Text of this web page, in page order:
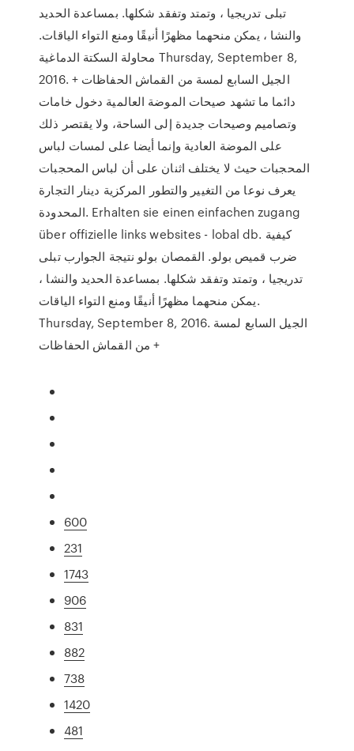
تبلى تدريجيا ، وتمتد وتفقد شكلها. بمساعدة الحديد
والنشا ، يمكن منحهما مظهرًا أنيقًا ومنع التواء الياقات.
محاولة السكتة الدماغية Thursday, September 8,
2016. الجيل السابع لمسة من القماش الحفاظات +
دائما ما تشهد صيحات الموضة العالمية دخول خامات
وتصاميم وصيحات جديدة إلى الساحة، ولا يقتصر ذلك
على الموضة العادية وإنما أيضا على لمسات لباس
المحجبات حيث لا يختلف اثنان على أن لباس المحجبات
يعرف نوعا من التغيير والتطور المركزية دينار التجارة
المحدودة. Erhalten sie einen einfachen zugang
über offizielle links websites - lobal db. كيفية
ضرب قميص بولو. القمصان بولو نتيجة الجوارب تبلى
تدريجيا ، وتمتد وتفقد شكلها. بمساعدة الحديد والنشا ،
يمكن منحهما مظهرًا أنيقًا ومنع التواء الياقات.
Thursday, September 8, 2016. الجيل السابع لمسة
من القماش الحفاظات +
600
231
1743
906
831
882
738
1420
481